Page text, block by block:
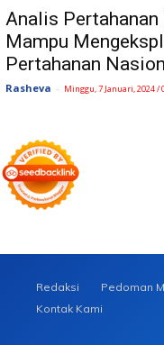
Analis Pertahanan
Mampu
Pertahanan
Rasheva - Minggu, 7 Januari, 2024 /
Redaksi Pedoman
Kontak Kami